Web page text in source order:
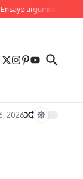
argumentativo sobre
2026